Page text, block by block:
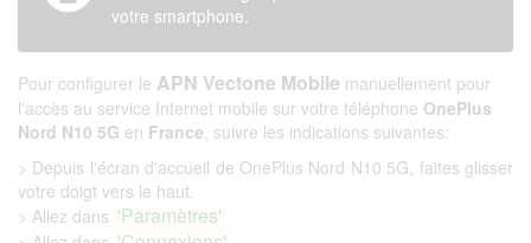
votre smartphone.
Pour configurer le APN Vectone Mobile manuellement pour
l'accès au service Internet mobile sur votre téléphone OnePlus
Nord N10 5G en France, suivre les indications suivantes:
> Depuis l'écran d'accueil de OnePlus Nord N10 5G, faites glisser
votre doigt vers le haut.
> Allez dans 'Paramètres'